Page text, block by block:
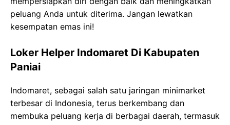
peluang Anda untuk diterima. Jangan lewatkan
kesempatan emas ini!
Loker Helper Indomaret Di Kabupaten
Paniai
Indomaret, sebagai salah satu jaringan minimarket
terbesar di Indonesia, terus berkembang dan
membuka peluang kerja di berbagai daerah, termasuk